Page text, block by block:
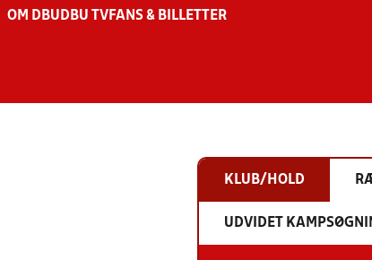
OM DBU DBU TV FANS & BILLETTER
KLUB/HOLD
UDVIDET